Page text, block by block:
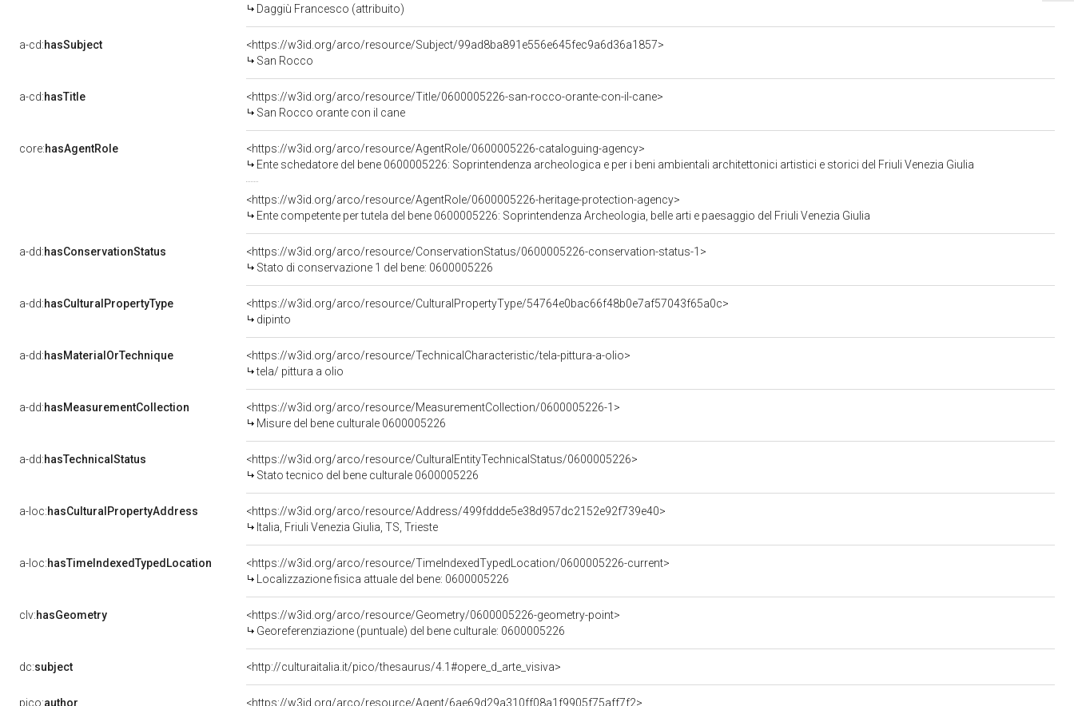
Daggiù Francesco (attribuito)
a-cd:hasSubject
<https://w3id.org/arco/resource/Subject/99ad8ba891e556e645fec9a6d36a1857>
San Rocco
a-cd:hasTitle
<https://w3id.org/arco/resource/Title/0600005226-san-rocco-orante-con-il-cane>
San Rocco orante con il cane
core:hasAgentRole
<https://w3id.org/arco/resource/AgentRole/0600005226-cataloguing-agency>
Ente schedatore del bene 0600005226: Soprintendenza archeologica e per i beni ambientali architettonici artistici e storici del Friuli Venezia Giulia
<https://w3id.org/arco/resource/AgentRole/0600005226-heritage-protection-agency>
Ente competente per tutela del bene 0600005226: Soprintendenza Archeologia, belle arti e paesaggio del Friuli Venezia Giulia
a-dd:hasConservationStatus
<https://w3id.org/arco/resource/ConservationStatus/0600005226-conservation-status-1>
Stato di conservazione 1 del bene: 0600005226
a-dd:hasCulturalPropertyType
<https://w3id.org/arco/resource/CulturalPropertyType/54764e0bac66f48b0e7af57043f65a0c>
dipinto
a-dd:hasMaterialOrTechnique
<https://w3id.org/arco/resource/TechnicalCharacteristic/tela-pittura-a-olio>
tela/ pittura a olio
a-dd:hasMeasurementCollection
<https://w3id.org/arco/resource/MeasurementCollection/0600005226-1>
Misure del bene culturale 0600005226
a-dd:hasTechnicalStatus
<https://w3id.org/arco/resource/CulturalEntityTechnicalStatus/0600005226>
Stato tecnico del bene culturale 0600005226
a-loc:hasCulturalPropertyAddress
<https://w3id.org/arco/resource/Address/499fddde5e38d957dc2152e92f739e40>
Italia, Friuli Venezia Giulia, TS, Trieste
a-loc:hasTimeIndexedTypedLocation
<https://w3id.org/arco/resource/TimeIndexedTypedLocation/0600005226-current>
Localizzazione fisica attuale del bene: 0600005226
clv:hasGeometry
<https://w3id.org/arco/resource/Geometry/0600005226-geometry-point>
Georeferenziazione (puntuale) del bene culturale: 0600005226
dc:subject <http://culturaitalia.it/pico/thesaurus/4.1#opere_d_arte_visiva>
pico:author
<https://w3id.org/arco/resource/Agent/6ae69d29a310ff08a1f9905f75aff7f2>